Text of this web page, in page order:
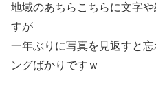
地域のあちらこちらに文字
すが
一年ぶりに写真を見返すと
ングばかりですｗ